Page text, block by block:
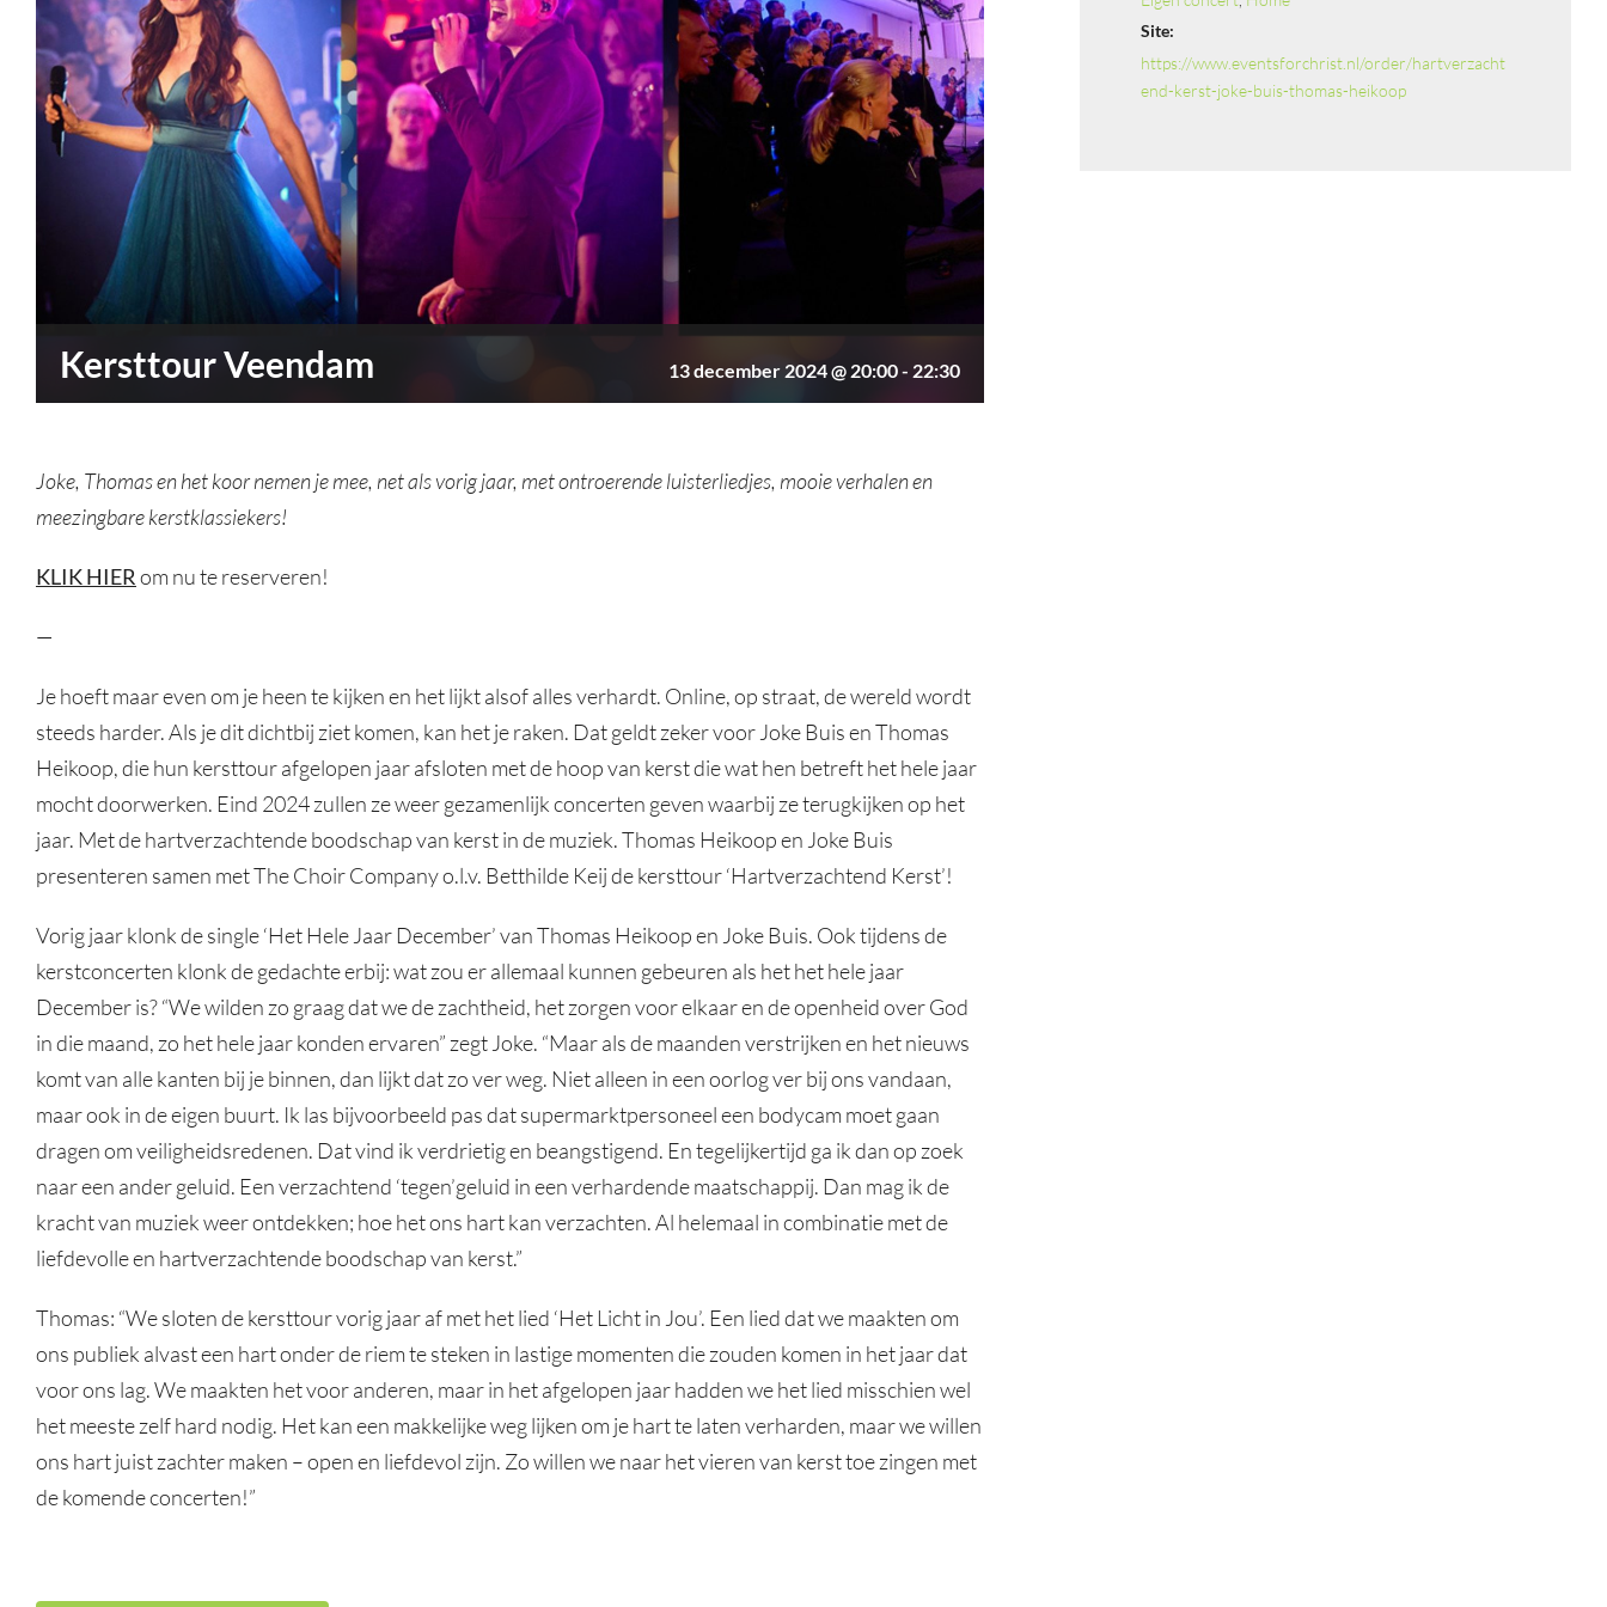
Kersttour Veendam 13 december 2024 @ 20:00- 22:30
Joke, Thomas en het koor nemen je mee, net als vorig jaar, met ontroerende luisterliedjes, mooie verhalen en
meezingbare kerstklassiekers!
KLIK HIERom nu te reserveren!
—
Je hoeft maar even om je heen te kijken en het lijkt alsof alles verhardt. Online, op straat, de wereld wordt
steeds harder. Als je dit dichtbij ziet komen, kan het je raken. Dat geldt zeker voor Joke Buis en Thomas
Heikoop, die hun kersttour afgelopen jaar afsloten met de hoop van kerst die wat hen betreft het hele jaar
mocht doorwerken. Eind 2024 zullen ze weer gezamenlijk concerten geven waarbij ze terugkijken op het
jaar. Met de hartverzachtende boodschap van kerst in de muziek. Thomas Heikoop en Joke Buis
presenteren samen met The Choir Company o.l.v. Betthilde Keij de kersttour ‘Hartverzachtend Kerst’!
Vorig jaar klonk de single ‘Het Hele Jaar December’ van Thomas Heikoop en Joke Buis. Ook tijdens de
kerstconcerten klonk de gedachte erbij: wat zou er allemaal kunnen gebeuren als het het hele jaar
December is? “We wilden zo graag dat we de zachtheid, het zorgen voor elkaar en de openheid over God
in die maand, zo het hele jaar konden ervaren” zegt Joke. “Maar als de maanden verstrijken en het nieuws
komt van alle kanten bij je binnen, dan lijkt dat zo ver weg. Niet alleen in een oorlog ver bij ons vandaan,
maar ook in de eigen buurt. Ik las bijvoorbeeld pas dat supermarktpersoneel een bodycam moet gaan
dragen om veiligheidsredenen. Dat vind ik verdrietig en beangstigend. En tegelijkertijd ga ik dan op zoek
naar een ander geluid. Een verzachtend ‘tegen’geluid in een verhardende maatschappij. Dan mag ik de
kracht van muziek weer ontdekken; hoe het ons hart kan verzachten. Al helemaal in combinatie met de
liefdevolle en hartverzachtende boodschap van kerst.”
Thomas: “We sloten de kersttour vorig jaar af met het lied ‘Het Licht in Jou’. Een lied dat we maakten om
ons publiek alvast een hart onder de riem te steken in lastige momenten die zouden komen in het jaar dat
voor ons lag. We maakten het voor anderen, maar in het afgelopen jaar hadden we het lied misschien wel
het meeste zelf hard nodig. Het kan een makkelijke weg lijken om je hart te laten verharden, maar we willen
ons hart juist zachter maken – open en liefdevol zijn. Zo willen we naar het vieren van kerst toe zingen met
de komende concerten!”
Site:
https://www.eventsforchrist.nl/order/hartverzacht
end-kerst-joke-buis-thomas-heikoop